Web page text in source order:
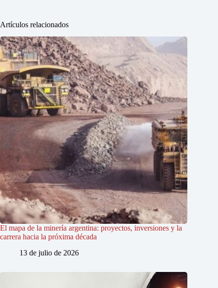
Artículos relacionados
El mapa de la minería argentina: proyectos, inversiones y la
carrera hacia la próxima década
13 de julio de 2026